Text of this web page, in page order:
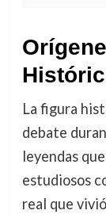
La figura
debate
leyendas
estudiosos
real que